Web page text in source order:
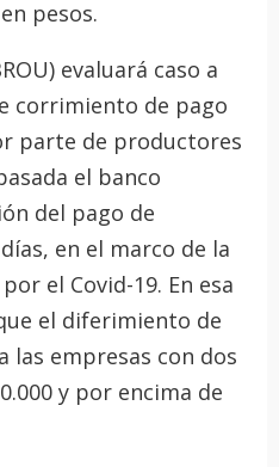
pesos.
evaluará caso a
corrimiento de pago
parte de productores
el banco
del pago de
en el marco de la
el Covid-19. En esa
el diferimiento de
las empresas con dos
y por encima de